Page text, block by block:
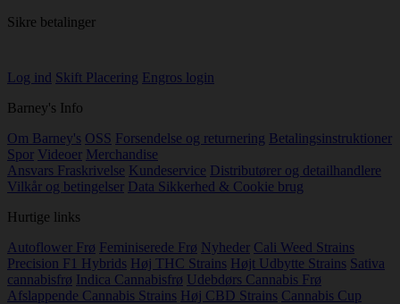
Sikre betalinger
Log ind Skift Placering Engros login
Barney's Info
Om Barney's OSS Forsendelse og returnering Betalingsinstruktioner
Spor Videoer Merchandise
Ansvars Fraskrivelse Kundeservice Distributører og detailhandlere
Vilkår og betingelser Data Sikkerhed & Cookie brug
Hurtige links
Autoflower Frø Feminiserede Frø Nyheder Cali Weed Strains
Precision F1 Hybrids Høj THC Strains Højt Udbytte Strains Sativa
cannabisfrø Indica Cannabisfrø Udebdørs Cannabis Frø
Afslappende Cannabis Strains Høj CBD Strains Cannabis Cup